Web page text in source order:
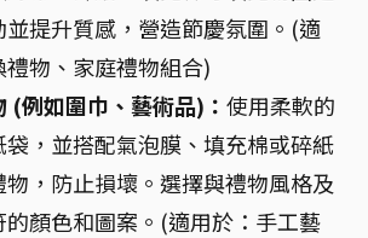
提升質感，營造節慶氛圍。(適
物、家庭禮物組合)
(例如圍巾、藝術品)： 使用柔軟的
，並搭配氣泡膜、填充棉或碎紙
，防止損壞。選擇與禮物風格及
顏色和圖案。(適用於：手工藝